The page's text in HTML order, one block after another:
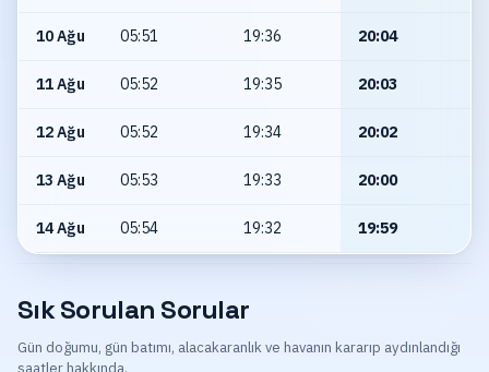
10 Ağu 05:51 19:36 20:04
11 Ağu 05:52 19:35 20:03
12 Ağu 05:52 19:34 20:02
13 Ağu 05:53 19:33 20:00
14 Ağu 05:54 19:32 19:59
Sık Sorulan Sorular
Gün doğumu, gün batımı, alacakaranlık ve havanın kararıp aydınlandığı